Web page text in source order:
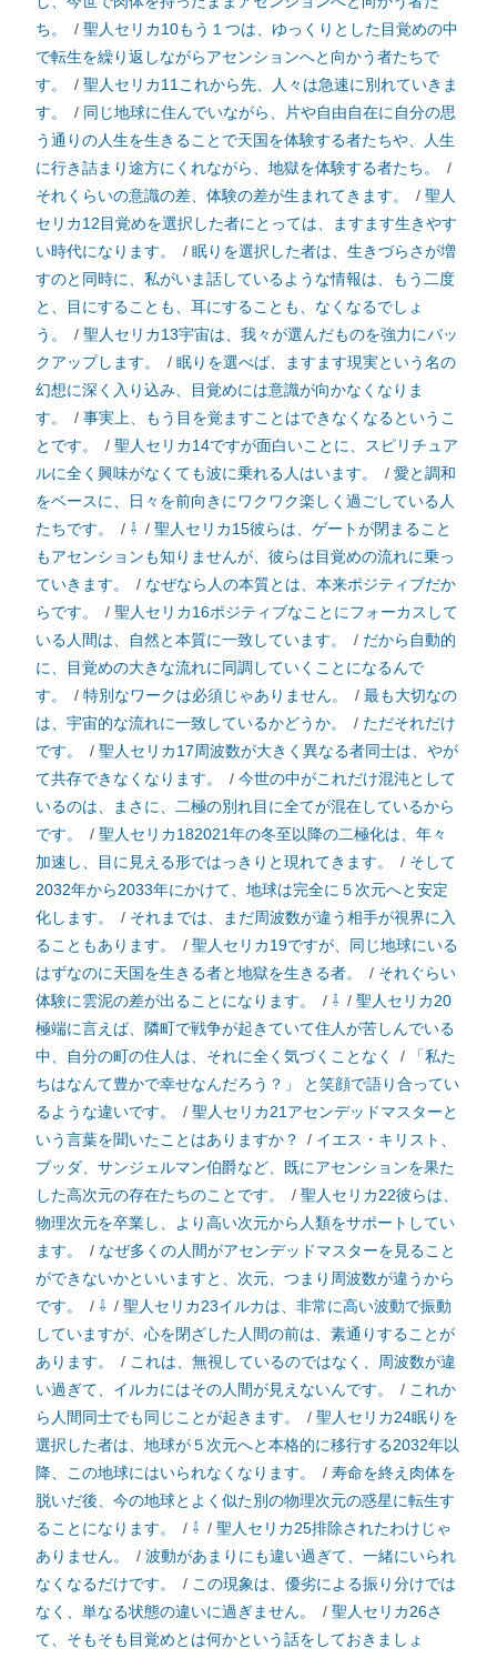
ち。
/ 聖人セリカ10もう１つは、ゆっくりとした目覚めの中
で転生を繰り返しながらアセンションへと向かう者たちで
す。
/ 聖人セリカ11これから先、人々は急速に別れていきま
す。
/ 同じ地球に住んでいながら、片や自由自在に自分の思
う通りの人生を生きることで天国を体験する者たちや、人生
に行き詰まり途方にくれながら、地獄を体験する者たち。
/
それくらいの意識の差、体験の差が生まれてきます。
/ 聖人
セリカ12目覚めを選択した者にとっては、ますます生きやす
い時代になります。
/ 眠りを選択した者は、生きづらさが増
すのと同時に、私がいま話しているような情報は、もう二度
と、目にすることも、耳にすることも、なくなるでしょ
う。
/ 聖人セリカ13宇宙は、我々が選んだものを強力にバッ
クアップします。
/ 眠りを選べば、ますます現実という名の
幻想に深く入り込み、目覚めには意識が向かなくなりま
す。
/ 事実上、もう目を覚ますことはできなくなるというこ
とです。
/ 聖人セリカ14ですが面白いことに、スピリチュア
ルに全く興味がなくても波に乗れる人はいます。
/ 愛と調和
をベースに、日々を前向きにワクワク楽しく過ごしている人
たちです。
/ ⇩ / 聖人セリカ15彼らは、ゲートが閉まること
もアセンションも知りませんが、彼らは目覚めの流れに乗っ
ていきます。
/ なぜなら人の本質とは、本来ポジティブだか
らです。
/ 聖人セリカ16ポジティブなことにフォーカスして
いる人間は、自然と本質に一致しています。
/ だから自動的
に、目覚めの大きな流れに同調していくことになるんで
す。
/ 特別なワークは必須じゃありません。 / 最も大切なの
は、宇宙的な流れに一致しているかどうか。
/ ただそれだけ
です。
/ 聖人セリカ17周波数が大きく異なる者同士は、やが
て共存できなくなります。
/ 今世の中がこれだけ混沌として
いるのは、まさに、二極の別れ目に全てが混在しているから
です。
/ 聖人セリカ182021年の冬至以降の二極化は、年々
加速し、目に見える形ではっきりと現れてきます。
/ そして
2032年から2033年にかけて、地球は完全に５次元へと安定
化します。
/ それまでは、まだ周波数が違う相手が視界に入
ることもあります。
/ 聖人セリカ19ですが、同じ地球にいる
はずなのに天国を生きる者と地獄を生きる者。
/ それぐらい
体験に雲泥の差が出ることになります。
/ ⇩ / 聖人セリカ20
極端に言えば、隣町で戦争が起きていて住人が苦しんでいる
中、自分の町の住人は、それに全く気づくことなく
/
「私た
ちはなんて豊かで幸せなんだろう？」 と笑顔で語り合ってい
るような違いです。
/ 聖人セリカ21アセンデッドマスターと
いう言葉を聞いたことはありますか？
/ イエス・キリスト、
ブッダ、サンジェルマン伯爵など、既にアセンションを果た
した高次元の存在たちのことです。
/ 聖人セリカ22彼らは、
物理次元を卒業し、より高い次元から人類をサポートしてい
ます。
/ なぜ多くの人間がアセンデッドマスターを見ること
ができないかといいますと、次元、つまり周波数が違うから
です。
/ ⇩ / 聖人セリカ23イルカは、非常に高い波動で振動
していますが、心を閉ざした人間の前は、素通りすることが
あります。
/ これは、無視しているのではなく、周波数が違
い過ぎて、イルカにはその人間が見えないんです。
/ これか
ら人間同士でも同じことが起きます。
/ 聖人セリカ24眠りを
選択した者は、地球が５次元へと本格的に移行する2032年以
降、この地球にはいられなくなります。
/ 寿命を終え肉体を
脱いだ後、今の地球とよく似た別の物理次元の惑星に転生す
ることになります。
/ ⇩ / 聖人セリカ25排除されたわけじゃ
ありません。
/ 波動があまりにも違い過ぎて、一緒にいられ
なくなるだけです。
/ この現象は、優劣による振り分けでは
なく、単なる状態の違いに過ぎません。
/ 聖人セリカ26さ
て、そもそも目覚めとは何かという話をしておきましょ